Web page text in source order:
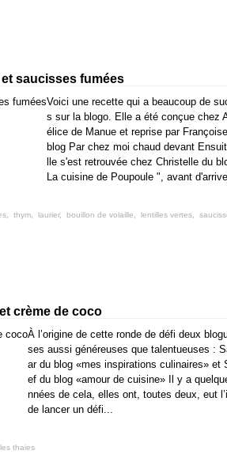
saucisses fumées
Voici une recette qui a beaucoup de
s sur la blogo. Elle a été conçue chez
élice de Manue et reprise par
blog Par chez moi chaud devant
lle s'est retrouvée chez Christelle du
La cuisine de Poupoule ", avant
thym laurier, bouillon de volaille lentilles vertes
crème de coco
À l’origine de cette ronde de défi deux
ses aussi généreuses que talentueuses :
ar du blog «mes inspirations culinaires» et
ef du blog «amour de cuisine» Il y a
nnées de cela, elles ont, toutes deux, eut
de lancer un défi...
thaies